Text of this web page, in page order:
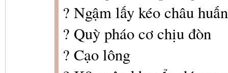
? Ngậm lấy kéo châu
? Quỳ pháo cơ chịu đòn
? Cạo lông